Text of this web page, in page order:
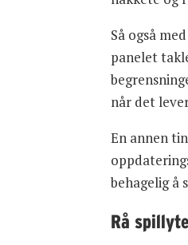
Så også
panelet
når det
En annen
behagelig å
Rå